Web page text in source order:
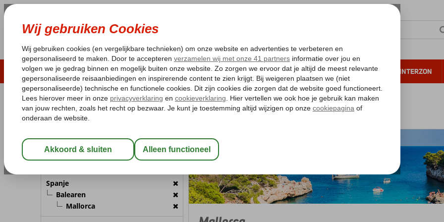
LAST MINUTE ZOMER 2026 ZONVAKANTIE VERRE REIZEN ALL INCLUSIVE WINTERZON
Pakketgarantie Laagsteprijsgarantie* Gratis annuleren*
REISGEZELSCHAP
Wijzig Reisgezelschap
Spanje
Balearen
Mallorca